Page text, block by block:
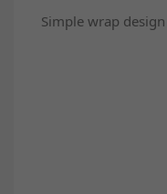
Simple wrap